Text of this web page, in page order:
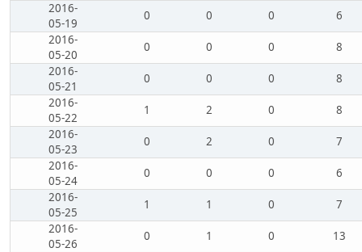
2016-
05-19
0 0 0
6
2016-
05-20
0 0 0
8
2016-
05-21
0 0 0
8
2016-
05-22
1 2 0
8
2016-
05-23
0 2 0
7
2016-
05-24
0 0 0
6
2016-
05-25
1 1 0
7
2016-
05-26
0 1 0
13